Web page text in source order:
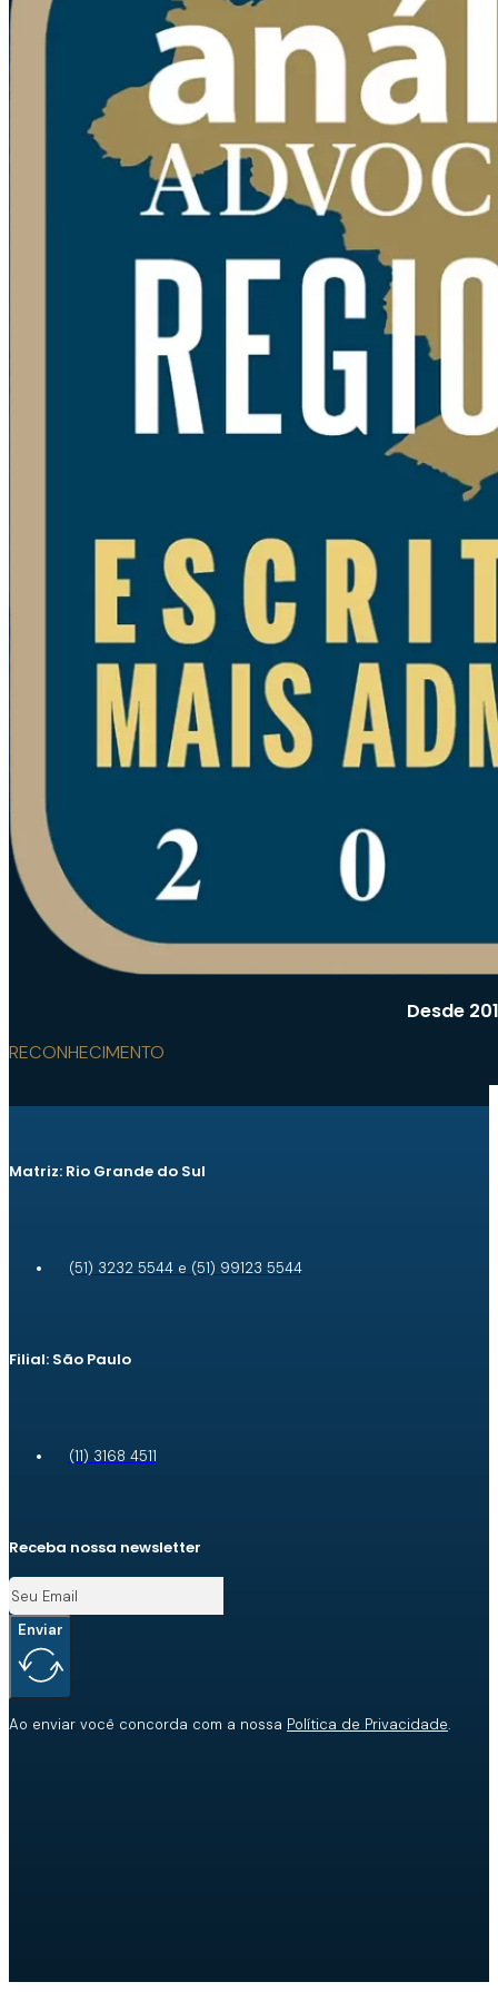
Desde
RECONHECIMENTO
Matriz: Rio Grande do Sul
(51) 3232 5544 e (51) 99123 5544
Filial: São Paulo
(11) 3168 4511
Receba nossa newsletter
Enviar
Ao enviar você concorda com a nossa Política de Privacidade.